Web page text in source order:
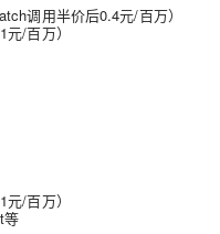
调用半价后0.4元/百万）
/百万）
/百万）
等